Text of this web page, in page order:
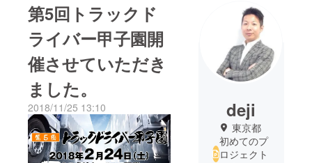
第5回トラックド
ライバー甲子園開
催させていただき
ました。
2018/11/25 13:10 deji
東京都
初めてのプ
ロジェクト